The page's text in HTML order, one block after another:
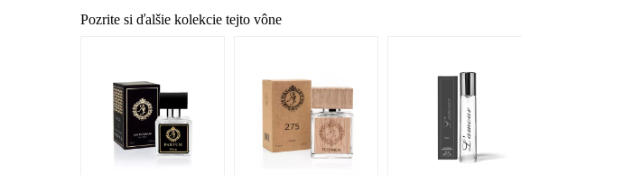
Pozrite si ďalšie kolekcie tejto vône